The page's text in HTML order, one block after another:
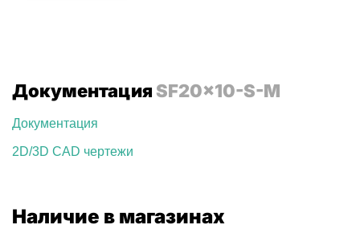
Документация SF20x10-S-M
Документация
2D/3D CAD чертежи
Наличие в магазинах